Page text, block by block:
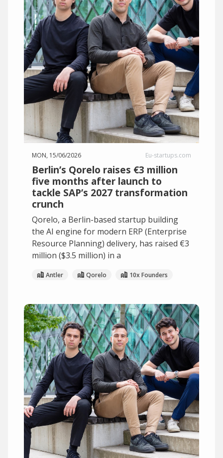
MON, 15/06/2026 Eu-startups.com
Berlin’s Qorelo raises €3 million
five months after launch to
tackle SAP’s 2027 transformation
crunch
Qorelo, a Berlin-based startup building
the AI engine for modern ERP (Enterprise
Resource Planning) delivery, has raised €3
million ($3.5 million) in a
Antler Qorelo 10x Founders